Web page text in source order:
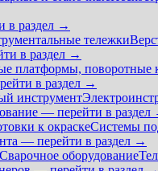
в раздел →
тележки
в раздел →
платформы, поворотные
в раздел →
инструмент
— перейти в раздел
к окраскеСистемы
— перейти в раздел →
Сварочное оборудование